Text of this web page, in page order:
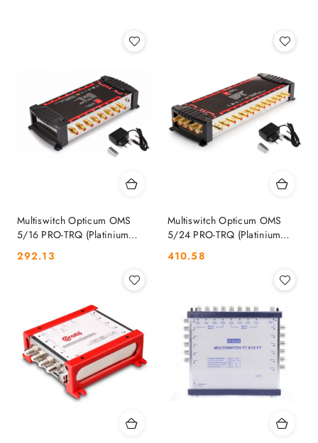
Multiswitch Opticum OMS
5/16 PRO-TRQ (Platinium
Line) OPTICUM
Cena:
292.13
Multiswitch Opticum OMS
5/24 PRO-TRQ (Platinium
Line) OPTICUM
Cena:
410.58